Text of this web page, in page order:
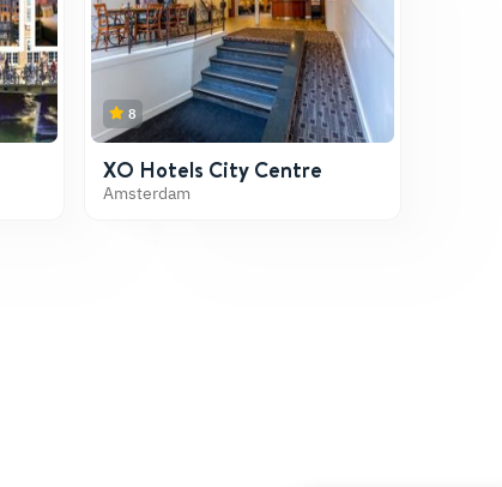
8
XO Hotels City Centre
Amsterdam